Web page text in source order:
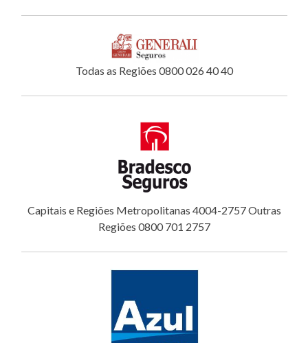
Todas as Regiões 0800 026 40 40
Capitais e Regiões Metropolitanas 4004-2757 Outras
Regiões 0800 701 2757